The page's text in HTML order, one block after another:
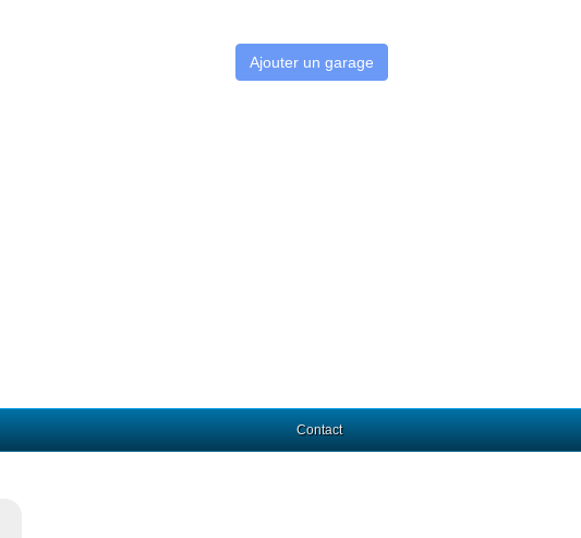
Ajouter un garage
Contact